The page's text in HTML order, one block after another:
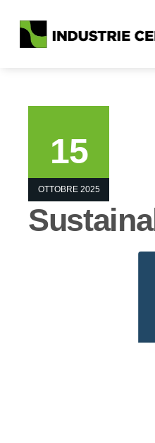
15
OTTOBRE 2025